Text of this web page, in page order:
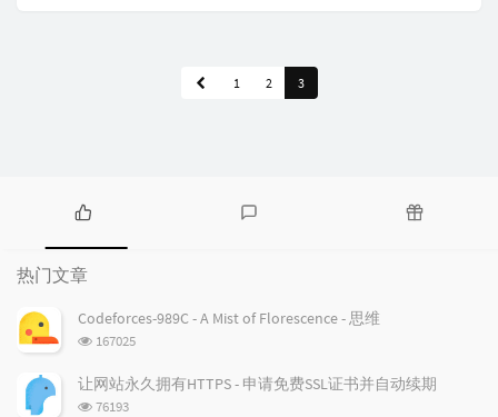
1 2 3
热
门
文
章
论
热门文章
Codeforces-989C - A Mist of Florescence - 思维
浏
次
数:
167025
让网站永久拥有HTTPS - 申请免费SSL证书并自动续期
浏
76193